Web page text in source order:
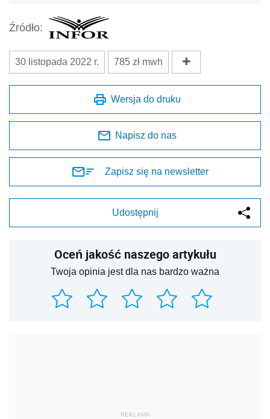
Źródło:
30 listopada 2022 r. 785 zł mwh
Wersja do druku
Napisz do nas
Zapisz się na newsletter
Udostępnij
Oceń jakość naszego artykułu
Twoja opinia jest dla nas bardzo ważna
REKLAMA